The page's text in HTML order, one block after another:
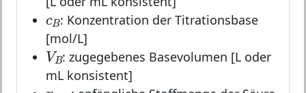
cB
cB: Konzentration der Titrationsbase
[mol/L]
VB
VB: zugegebenes Basevolumen [L oder
mL konsistent]
n
nA,0